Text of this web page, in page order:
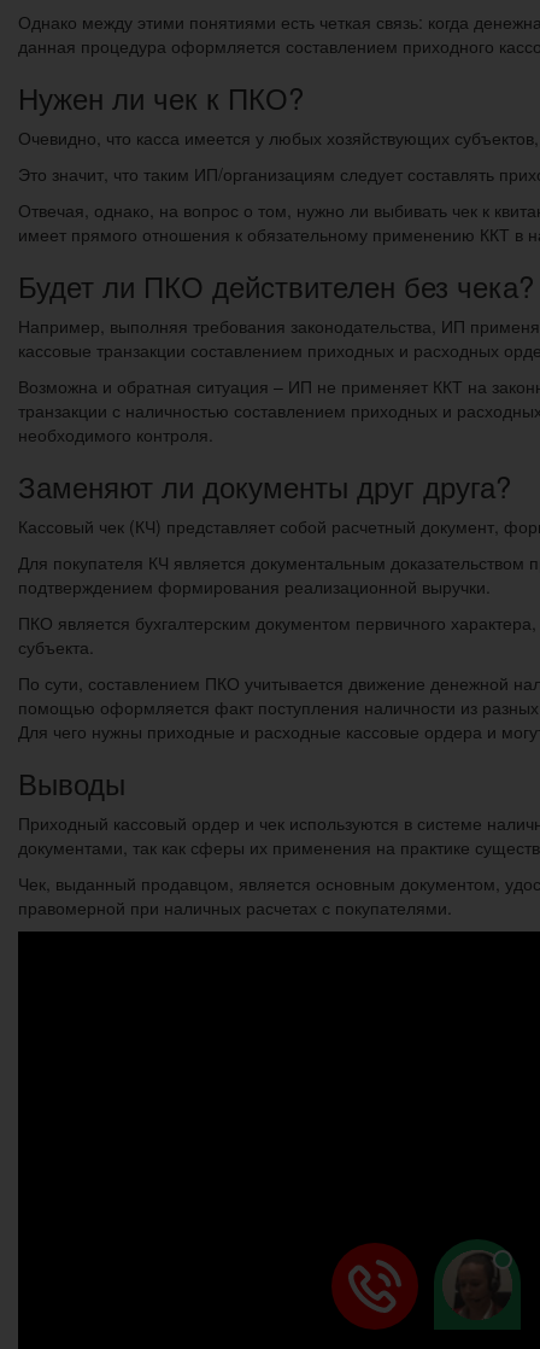
Однако между этими понятиями есть четкая связь: когда
данная процедура оформляется составлением приходного
Нужен ли чек к ПКО?
Очевидно, что касса имеется у любых хозяйствующих
Это значит, что таким ИП/организациям следует составлять
Отвечая, однако, на вопрос о том, нужно ли выбивать чек к
имеет прямого отношения к обязательному применению ККТ в
Будет ли ПКО действителен без чека?
Например, выполняя требования законодательства, ИП
кассовые транзакции составлением приходных и расходных
Возможна и обратная ситуация – ИП не применяет ККТ на
транзакции с наличностью составлением приходных и
необходимого контроля.
Заменяют ли документы друг друга?
Кассовый чек (КЧ) представляет собой расчетный документ,
Для покупателя КЧ является документальным
подтверждением формирования реализационной выручки.
ПКО является бухгалтерским документом первичного
субъекта.
По сути, составлением ПКО учитывается движение денежной
помощью оформляется факт поступления наличности из
Для чего нужны приходные и расходные кассовые ордера и
Выводы
Приходный кассовый ордер и чек используются в системе
документами, так как сферы их применения на практике
Чек, выданный продавцом, является основным документом,
правомерной при наличных расчетах с покупателями.